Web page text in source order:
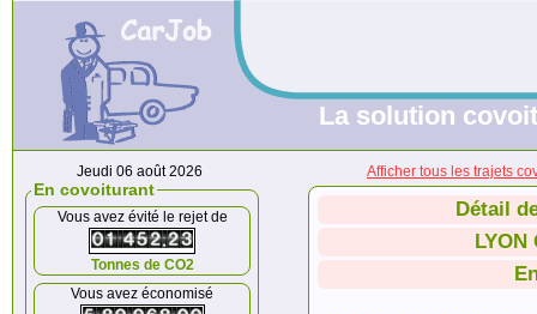
La solution
Jeudi 06 août 2026
En covoiturant
Vous avez évité le rejet de
Tonnes de CO2
Vous avez économisé
Afficher tous les trajets
Détail
LYON